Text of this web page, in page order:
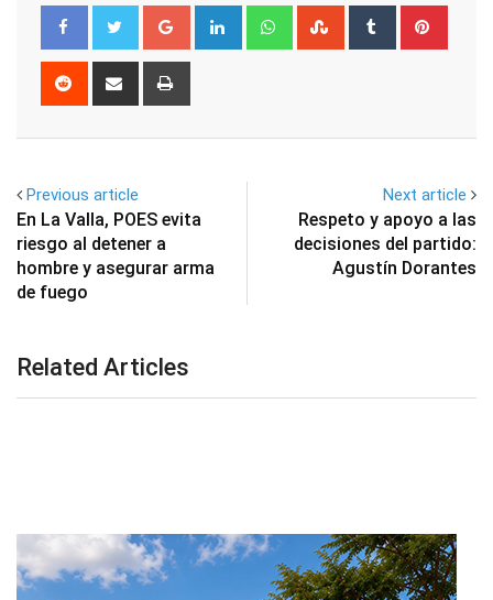
Google+ LinkedIn WhatsappStumbleUpon
Tumblr
Reddit
Share
Previous article
En La Valla, POES evita
riesgo al detener a
hombre y asegurar arma
de fuego
Next article
Respeto y apoyo a las
decisiones del partido:
Agustín Dorantes
Related Articles